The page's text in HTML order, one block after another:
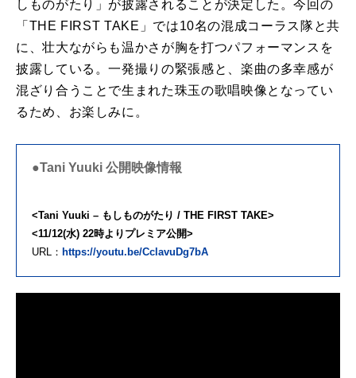
しものがたり」が披露されることが決定した。今回の
「THE FIRST TAKE」では10名の混成コーラス隊と共
に、壮大ながらも温かさが胸を打つパフォーマンスを
披露している。一発撮りの緊張感と、楽曲の多幸感が
混ざり合うことで生まれた珠玉の歌唱映像となってい
るため、お楽しみに。
●Tani Yuuki 公開映像情報
<Tani Yuuki – もしものがたり / THE FIRST TAKE>
<11/12(水) 22時よりプレミア公開>
URL： https://youtu.be/CclavuDg7bA